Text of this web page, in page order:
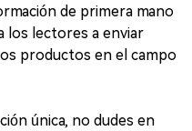
de primera mano
los lectores a enviar
productos en el campo
única, no dudes en